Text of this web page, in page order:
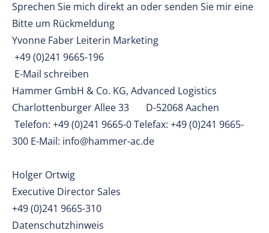
Sprechen Sie mich direkt an oder senden Sie mir eine
Bitte um Rückmeldung
Yvonne Faber Leiterin Marketing
+49 (0)241 9665-196
E-Mail schreiben
Hammer GmbH & Co. KG, Advanced Logistics
Charlottenburger Allee 33 D-52068 Aachen
Telefon: +49 (0)241 9665-0 Telefax: +49 (0)241 9665-
300 E-Mail: info@hammer-ac.de
Holger Ortwig
Executive Director Sales
+49 (0)241 9665-310
Datenschutzhinweis